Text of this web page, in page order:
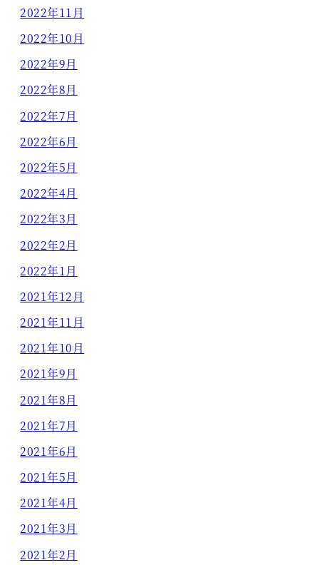
2022年11月
2022年10月
2022年9月
2022年8月
2022年7月
2022年6月
2022年5月
2022年4月
2022年3月
2022年2月
2022年1月
2021年12月
2021年11月
2021年10月
2021年9月
2021年8月
2021年7月
2021年6月
2021年5月
2021年4月
2021年3月
2021年2月